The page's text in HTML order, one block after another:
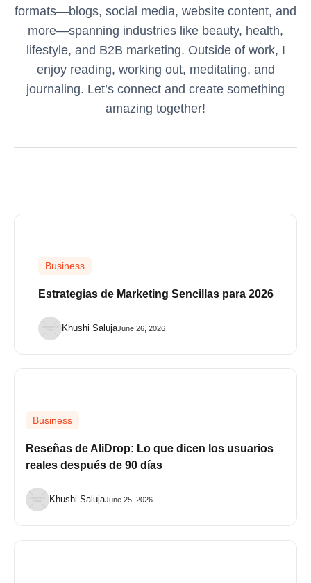
formats—blogs, social media, website content, and
more—spanning industries like beauty, health,
lifestyle, and B2B marketing. Outside of work, I
enjoy reading, working out, meditating, and
journaling. Let’s connect and create something
amazing together!
Business
Estrategias de Marketing Sencillas para 2026
Khushi SalujaJune 26, 2026
Business
Reseñas de AliDrop: Lo que dicen los usuarios
reales después de 90 días
Khushi SalujaJune 25, 2026